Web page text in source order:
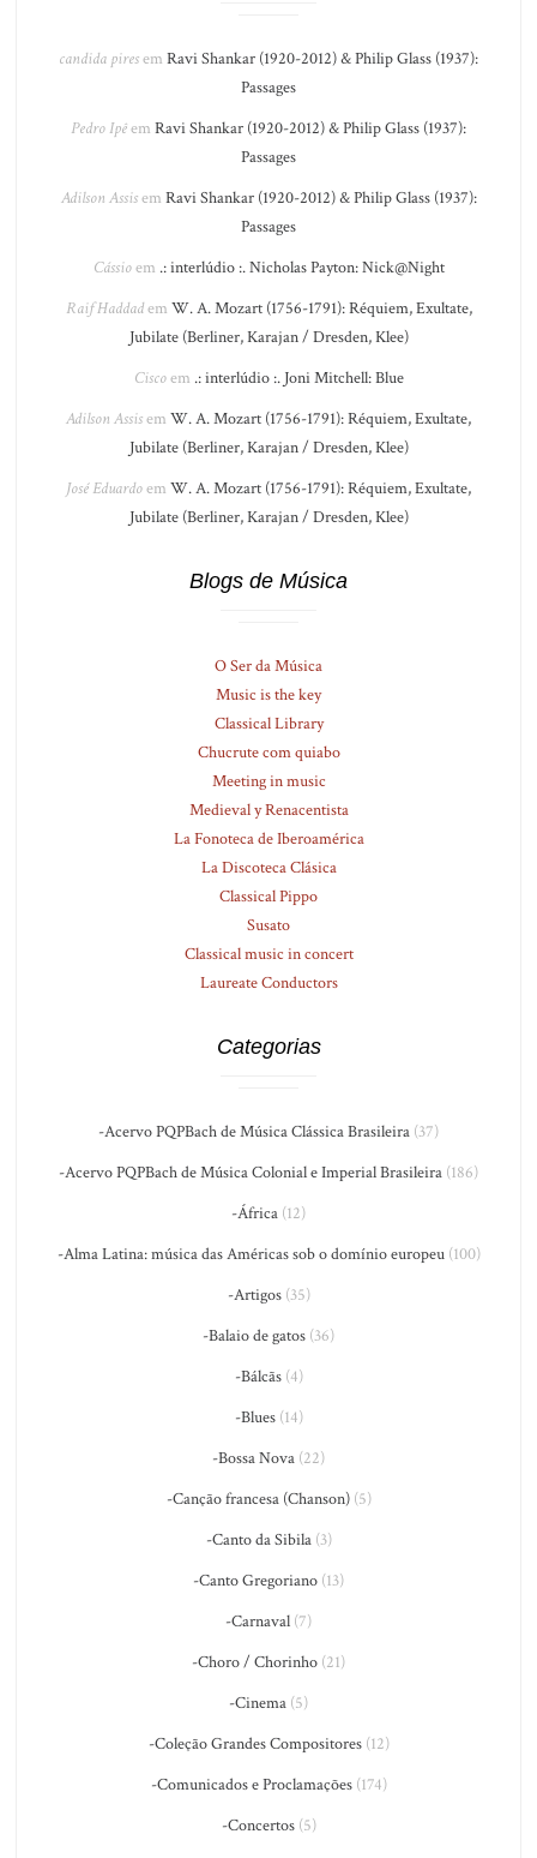
candida piresem Ravi Shankar (1920-2012) & Philip Glass (1937):
Passages
Pedro Ipêem Ravi Shankar (1920-2012) & Philip Glass (1937):
Passages
Adilson Assisem Ravi Shankar (1920-2012) & Philip Glass (1937):
Passages
Cássioem .: interlúdio :. Nicholas Payton: Nick@Night
Raif Haddadem W. A. Mozart (1756-1791): Réquiem, Exultate,
Jubilate (Berliner, Karajan / Dresden, Klee)
Ciscoem .: interlúdio :. Joni Mitchell: Blue
Adilson Assisem W. A. Mozart (1756-1791): Réquiem, Exultate,
Jubilate (Berliner, Karajan / Dresden, Klee)
José Eduardoem W. A. Mozart (1756-1791): Réquiem, Exultate,
Jubilate (Berliner, Karajan / Dresden, Klee)
Blogs de Música
O Ser da Música
Music is the key
Classical Library
Chucrute com quiabo
Meeting in music
Medieval y Renacentista
La Fonoteca de Iberoamérica
La Discoteca Clásica
Classical Pippo
Susato
Classical music in concert
Laureate Conductors
Categorias
-Acervo PQPBach de Música Clássica Brasileira (37)
-Acervo PQPBach de Música Colonial e Imperial Brasileira (186)
-África (12)
-Alma Latina: música das Américas sob o domínio europeu(100)
-Artigos(35)
-Balaio de gatos (36)
-Bálcãs(4)
-Blues(14)
-Bossa Nova (22)
-Canção francesa (Chanson)(5)
-Canto da Sibila(3)
-Canto Gregoriano (13)
-Carnaval (7)
-Choro / Chorinho (21)
-Cinema (5)
-Coleção Grandes Compositores(12)
-Comunicados e Proclamações(174)
-Concertos(5)